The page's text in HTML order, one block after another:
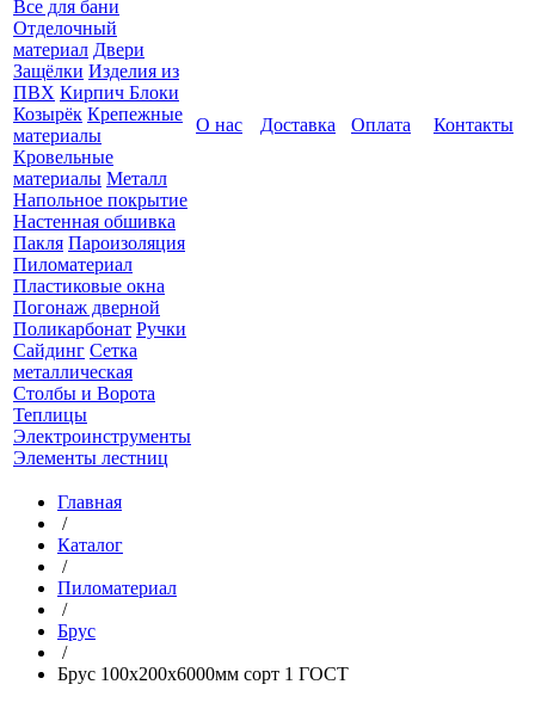
Все для бани
Отделочный
материал Двери
Защёлки Изделия из
ПВХ Кирпич Блоки
Козырёк Крепежные
материалы
Кровельные
материалы Металл
Напольное покрытие
Настенная обшивка
Пакля Пароизоляция
Пиломатериал
Пластиковые окна
Погонаж дверной
Поликарбонат Ручки
Сайдинг Сетка
металлическая
Столбы и Ворота
Теплицы
Электроинструменты
Элементы лестниц
О нас Доставка Оплата Контакты
Главная
/
Каталог
/
Пиломатериал
/
Брус
/
Брус 100х200х6000мм сорт 1 ГОСТ